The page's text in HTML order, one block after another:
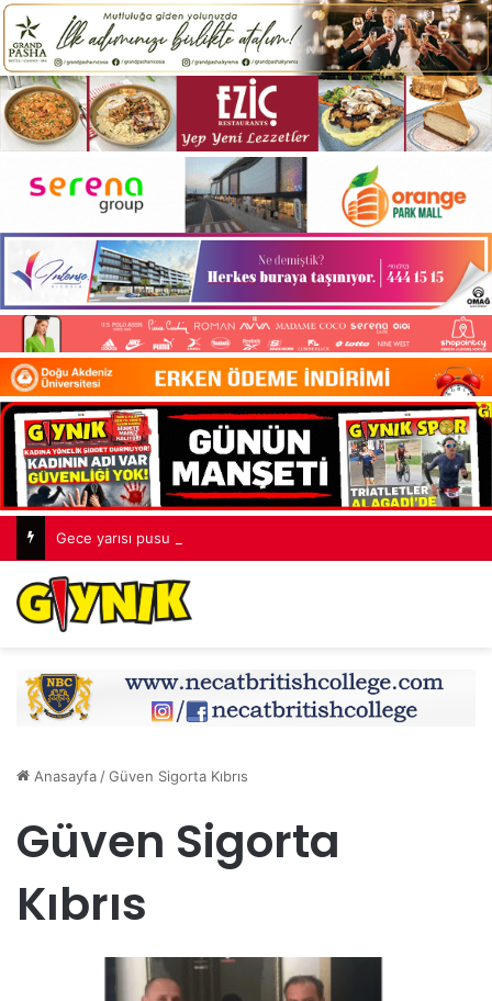
Gece yarısı pusu kurdu, 7 bıçakla öldürdü
Anasayfa/Güven Sigorta Kıbrıs
Güven Sigorta
Kıbrıs